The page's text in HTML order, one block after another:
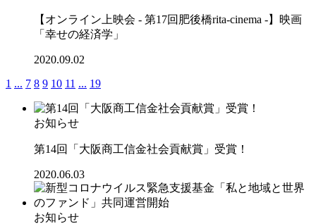
【オンライン上映会 - 第17回肥後橋rita-cinema -】映画
「幸せの経済学」
2020.09.02
1 ... 7 8 9 10 11 ... 19
お知らせ
第14回「大阪商工信金社会貢献賞」受賞！
2020.06.03
お知らせ